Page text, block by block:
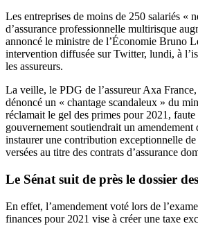
Les entreprises de moins de 250 salariés «
d’assurance professionnelle multirisque
annoncé le ministre de l’Économie Bruno
intervention diffusée sur Twitter, lundi, à
les assureurs.
La veille, le PDG de l’assureur Axa
dénoncé un « chantage scandaleux » du
réclamait le gel des primes pour 2021,
gouvernement soutiendrait un amendement
instaurer une contribution exceptionnelle
versées au titre des contrats d’assurance
Le Sénat suit de près le dossier
En effet, l’amendement voté lors de
finances pour 2021 vise à créer une taxe